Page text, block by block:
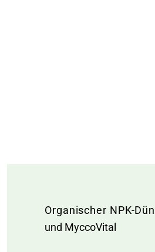
Organischer NPK-
und MyccoVital